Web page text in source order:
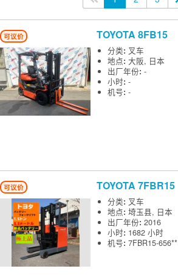
可议价 TOYOTA8FB15
分类: 叉车
地点:大阪, 日本
出厂年份:-
小时:-
机号:-
可议价 TOYOTA7FBR15
分类: 叉车
地点:埼玉县, 日本
出厂年份:2016
小时: 1682 小时
机号:7FBR15-656**